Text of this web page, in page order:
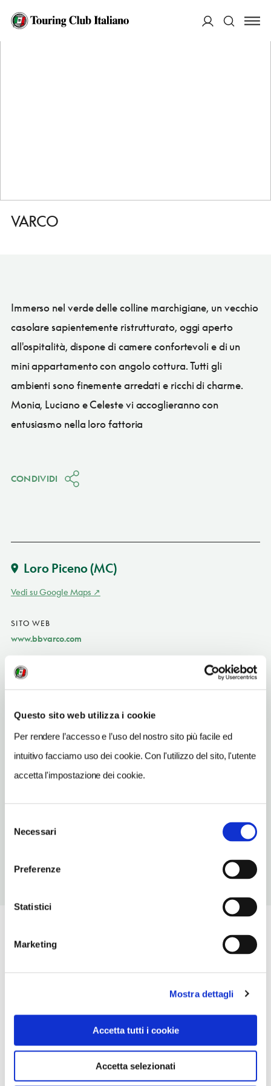
Questo sito web utilizza i cookie
Per rendere l’accesso e l’uso del nostro sito più facile ed
intuitivo facciamo uso dei cookie. Con l'utilizzo del sito, l'utente
accetta l'impostazione dei cookie.
delNecessari
Preferenze
Statistici
Marketing
Mostra dettagli
Accetta tutti i cookie
Accetta selezionati
HOME
VARCO
Immerso nel verde delle colline marchigiane, un vecchio
casolare sapientemente ristrutturato, oggi aperto
all'ospitalità, dispone di camere confortevoli e di un
mini appartamento con angolo cottura. Tutti gli
ambienti sono finemente arredati e ricchi di charme.
Monia, Luciano e Celeste vi accoglieranno con
entusiasmo nella loro fattoria
CONDIVIDI
Loro Piceno(MC)
Vedi su Google Maps
SITO WEB
www.bbvarco.com
info@bbvarco.com
0733509599-3358063596
NUMERO CAMERE
2
NUMERO APPARTAMENTI
Chiusura: ferie variabili